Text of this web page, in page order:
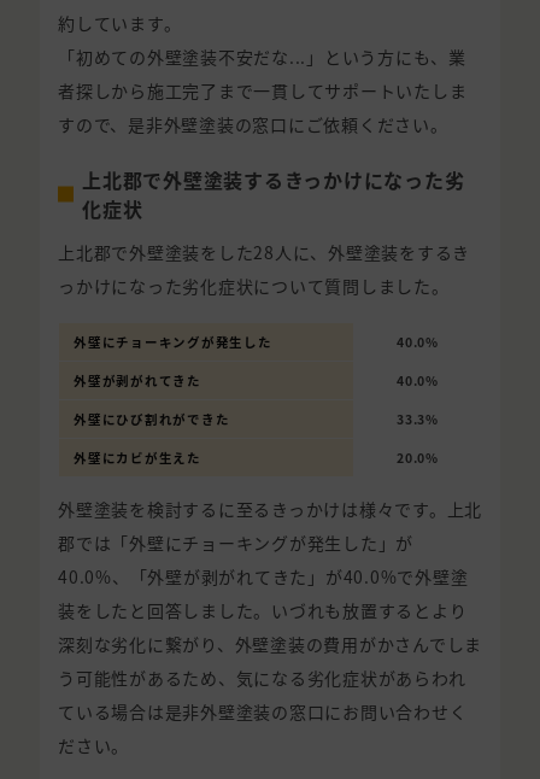
約しています。
「初めての外壁塗装不安だな...」という方にも、業
者探しから施工完了まで一貫してサポートいたしま
すので、是非外壁塗装の窓口にご依頼ください。
上北郡で外壁塗装するきっかけになった劣
化症状
上北郡で外壁塗装をした28人に、外壁塗装をするき
っかけになった劣化症状について質問しました。
外壁にチョーキングが発生した 40.0%
外壁が剥がれてきた 40.0%
外壁にひび割れができた 33.3%
外壁にカビが生えた 20.0%
外壁塗装を検討するに至るきっかけは様々です。上北
郡では「外壁にチョーキングが発生した」が
40.0%、「外壁が剥がれてきた」が40.0%で外壁塗
装をしたと回答しました。いづれも放置するとより
深刻な劣化に繋がり、外壁塗装の費用がかさんでしま
う可能性があるため、気になる劣化症状があらわれ
ている場合は是非外壁塗装の窓口にお問い合わせく
ださい。